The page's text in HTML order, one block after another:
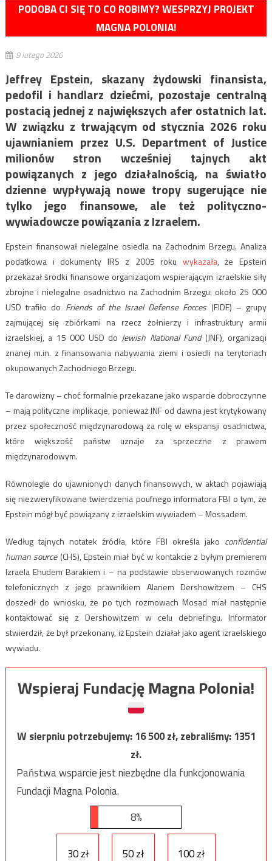
PODOBA CI SIĘ TO CO ROBIMY? WESPRZYJ PROJEKT
MAGNA POLONIA!
9 lutego 2026
Jeffrey Epstein, skazany żydowski finansista,
pedofil i handlarz dziećmi, pozostaje centralną
postacią jednej z największych afer ostatnich lat.
W związku z trwającym od stycznia 2026 roku
ujawnianiem przez U.S. Department of Justice
milionów stron wcześniej tajnych akt
powiązanych z jego działalnością, na światło
dzienne wypływają nowe tropy sugerujące nie
tylko jego finansowe, ale też polityczno-
wywiadowcze powiązania z Izraelem.
Epstein finansował nielegalne osiedla na Zachodnim Brzegu. Analiza
podatkowa i dokumenty IRS z 2005 roku wykazała, że Epstein
przekazał środki finansowe organizacjom wspierającym izraelskie siły
zbrojne i nielegalne osadnictwo na Zachodnim Brzegu: około 25 000
USD trafiło do Friends of the Israel Defense Forces(FIDF) – grupy
zajmującej się zbiórkami na rzecz żołnierzy i infrastruktury armii
izraelskiej, a 15 000 USD do Jewish National Fund(JNF), organizacji
znanej m.in. z finansowania nabywania ziemi i osiedli na terytoriach
okupowanych Zachodniego Brzegu.
Te darowizny – choć formalnie przekazane jako wsparcie dobroczynne
– mają polityczne implikacje, ponieważ JNF od dawna jest krytykowany
przez społeczność międzynarodową za rolę w ekspansji osadnictwa,
które większość państw uznaje za sprzeczne z prawem
międzynarodowym.
Równolegle do ujawnionych danych finansowych, w aktach pojawiają
się niezweryfikowane twierdzenia poufnego informatora FBI o tym, że
Epstein mógł być powiązany z izraelskim wywiadem – Mossadem.
Według tajnych notatek źródła, które FBI określa jako confidential
human source(CHS), Epstein miał być w kontakcie z byłym premierem
Izraela Ehudem Barakiem i – na podstawie obserwowanych rozmów
telefonicznych z jego prawnikiem Alanem Dershowitzem – CHS
doszedł do wniosku, że po tych rozmowach Mosad miał następnie
kontaktować się z Dershowitzem w celu debriefingu. Informator
stwierdził, że był przekonany, iż Epstein działał jako agent izraelskiego
wywiadu.
Wspieraj Fundację Magna Polonia!
W sierpniu potrzebujemy:16 500zł, zebraliśmy:1351
zł.
Państwa wsparcie jest niezbędne dla funkcjonowania
Fundacji Magna Polonia.
8%
30 zł 50 zł 100 zł